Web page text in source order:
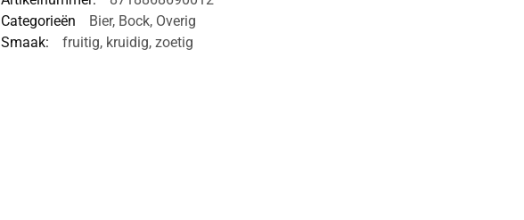
Categorieën
Bier, Bock, Overig
Smaak:
fruitig, kruidig, zoetig